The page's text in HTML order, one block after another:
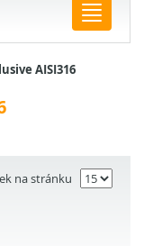
AISI316
na stránku